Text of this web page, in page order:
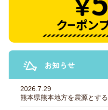
お知らせ
2026.7.29
熊本県熊本地方を震源とす